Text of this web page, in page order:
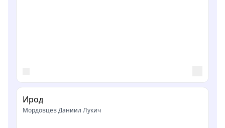
Ирод
Мордовцев Даниил Лукич